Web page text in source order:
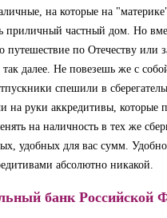
на которые на
приличный частный дом. Но
путешествие по Отечеству или
так далее. Не повезешь же с
спешили в
на руки аккредитивы,
на наличность в тех же
удобных для вас сумм.
абсолютно никакой.
банк Российской